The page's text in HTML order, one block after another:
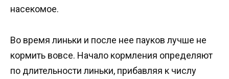
насекомое.
Во время линьки и после нее пауков лучше не
кормить вовсе. Начало кормления определяют
по длительности линьки, прибавляя к числу